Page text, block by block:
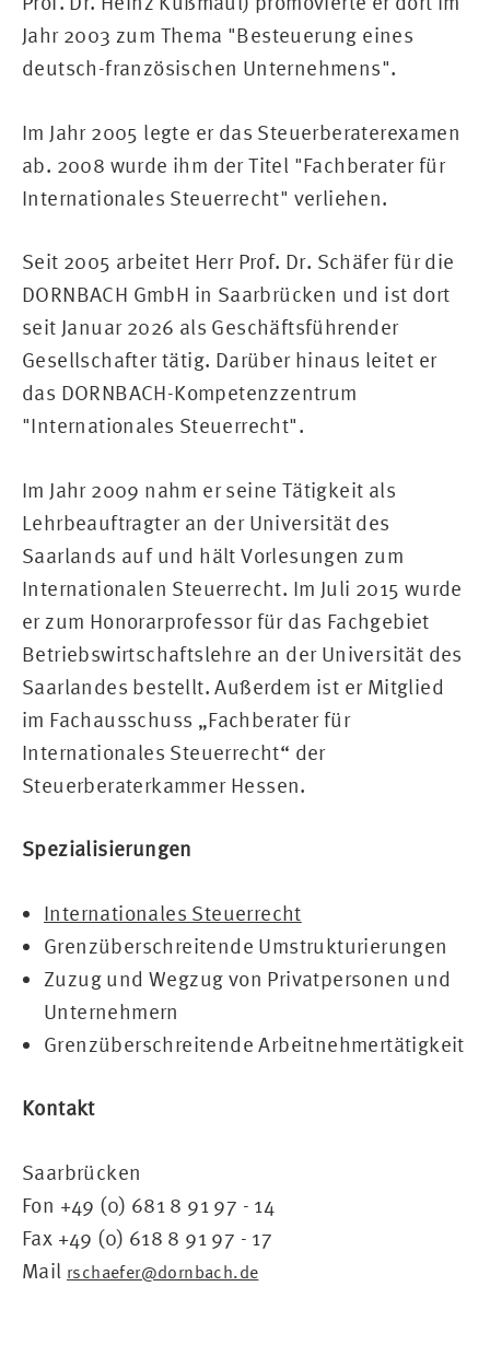
Jahr 2003 zum Thema "Besteuerung eines
deutsch-französischen Unternehmens".
Im Jahr 2005 legte er das Steuerberaterexamen
ab. 2008 wurde ihm der Titel "Fachberater für
Internationales Steuerrecht" verliehen.
Seit 2005 arbeitet Herr Prof. Dr. Schäfer für die
DORNBACH GmbH in Saarbrücken und ist dort
seit Januar 2026 als Geschäftsführender
Gesellschafter tätig. Darüber hinaus leitet er
das DORNBACH-Kompetenzzentrum
"Internationales Steuerrecht".
Im Jahr 2009 nahm er seine Tätigkeit als
Lehrbeauftragter an der Universität des
Saarlands auf und hält Vorlesungen zum
Internationalen Steuerrecht. Im Juli 2015 wurde
er zum Honorarprofessor für das Fachgebiet
Betriebswirtschaftslehre an der Universität des
Saarlandes bestellt. Außerdem ist er Mitglied
im Fachausschuss „Fachberater für
Internationales Steuerrecht“ der
Steuerberaterkammer Hessen.
Spezialisierungen
Internationales Steuerrecht
Grenzüberschreitende Umstrukturierungen
Zuzug und Wegzug von Privatpersonen und
Unternehmern
Grenzüberschreitende Arbeitnehmertätigkeit
Kontakt
Saarbrücken
Fon +49 (0) 681 8 91 97 - 14
Fax +49 (0) 618 8 91 97 - 17
Mail rschaefer@dornbach.de